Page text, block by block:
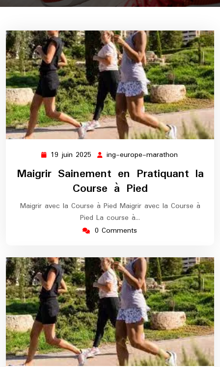
19 juin 2025 19
2025
ing-europe-marathon
europe-
marathon
Maigrir Sainement en Pratiquant la
Course à Pied
Maigrir avec la Course à Pied Maigrir avec la Course à
Pied La course à…
0 Comments